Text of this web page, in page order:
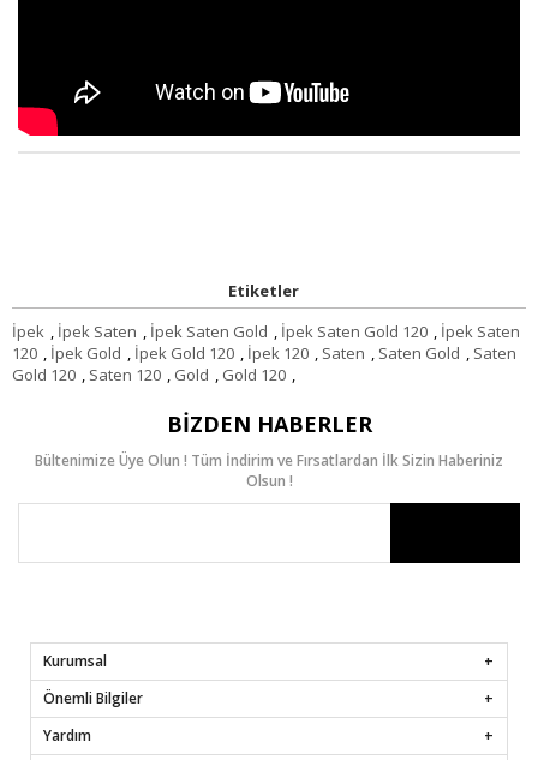
Etiketler
İpek , İpek Saten , İpek Saten Gold , İpek Saten Gold 120 , İpek Saten
120 , İpek Gold , İpek Gold 120 , İpek 120 , Saten , Saten Gold , Saten
Gold 120 , Saten 120 , Gold , Gold 120 ,
BIZDEN HABERLER
Bültenimize Üye Olun ! Tüm İndirim ve Fırsatlardan İlk Sizin Haberiniz
Olsun !
Kurumsal
Önemli Bilgiler
Yardım